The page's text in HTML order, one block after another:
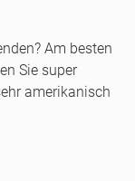
Am besten
Sie super
amerikanisch